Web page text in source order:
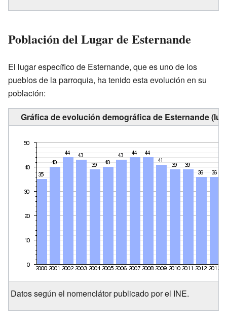
Población del Lugar de Esternande
El lugar específico de Esternande, que es uno de los
pueblos de la parroquia, ha tenido esta evolución en su
población:
Gráfica de evolución demográfica de Esternande
Datos según el nomenclátor publicado por el INE.